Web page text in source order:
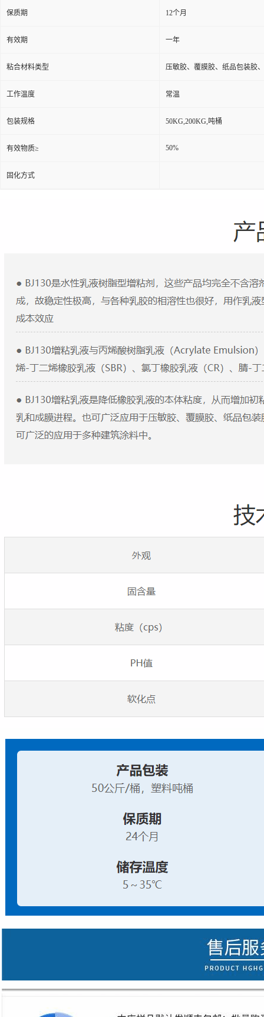
保质期 12个月
有效期 一年
粘合材料类型 压敏胶、覆膜胶、纸品包装胶
工作温度 常温
包装规格 50KG,200KG,吨桶
有效物质≥ 50%
固化方式